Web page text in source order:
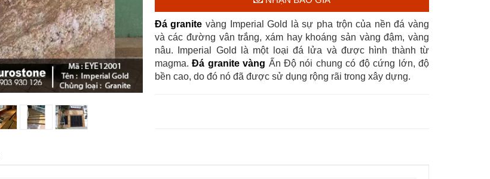
Đá granite vàng Imperial Gold là sự pha trộn của nền đá vàng
và các đường vân trắng, xám hay khoáng sản vàng đậm, vàng
nâu. Imperial Gold là một loại đá lửa và được hình thành từ
magma.Đá granite vàng Ấn Độ nói chung có độ cứng lớn, độ
bền cao, do đó nó đã được sử dụng rộng rãi trong xây dựng.